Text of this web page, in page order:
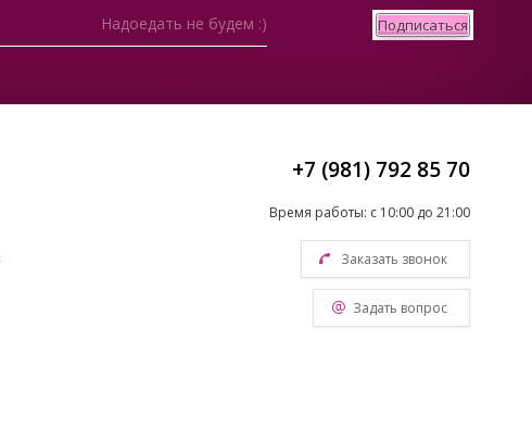
Надоедать не будем :) Подписаться
+7 (981) 792 85 70
Время работы: с 10:00 до 21:00
Заказать звонок
Задать вопрос